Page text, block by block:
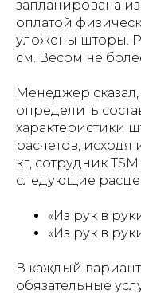
запланирована
оплатой
уложены шторы.
см. Весом не
Менеджер сказал,
определить
характеристики
расчетов, исходя
кг, сотрудник
следующие
«Из рук в
«Из рук в
В каждый
обязательные